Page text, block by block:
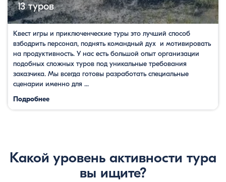
13 туров
Квест игры и приключенческие туры это лучший способ
взбодрить персонал, поднять командный дух и мотивировать
на продуктивность. У нас есть большой опыт организации
подобных сложных туров под уникальные требования
заказчика. Мы всегда готовы разработать специальные
сценарии именно для ...
Подробнее
Какой уровень активности тура
вы ищите?